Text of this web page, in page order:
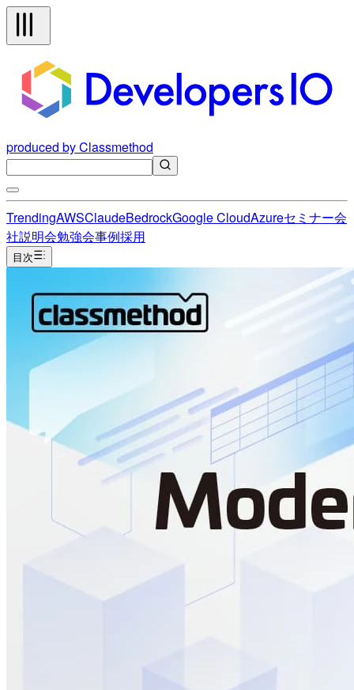
produced by Classmethod
TrendingAWSClaudeBedrockGoogle CloudAzureセミナー会
社説明会勉強会事例採用
目次